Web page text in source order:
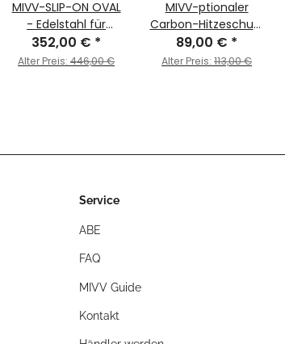
MIVV-SLIP-ON OVAL
- Edelstahl für
HONDA - XL750
TRANSALP BJ. 2023 >
352,00 € *
Alter Preis: 446,00 €
MIVV-ptionaler
Carbon-Hitzeschutz
(nur kompatibel mit
Oval-
89,00 € *
Alter Preis: 113,00 €
Service
ABE
FAQ
MIVV Guide
Kontakt